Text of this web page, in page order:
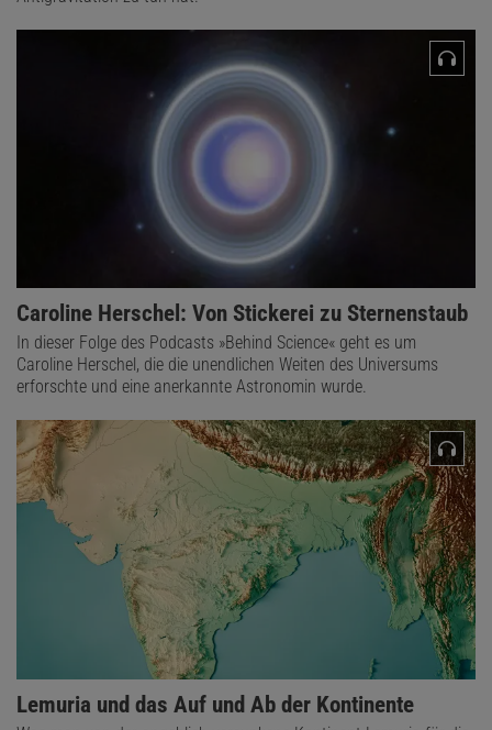
Caroline Herschel: Von Stickerei zu Sternenstaub
In dieser Folge des Podcasts »Behind Science« geht es um
Caroline Herschel, die die unendlichen Weiten des Universums
erforschte und eine anerkannte Astronomin wurde.
Lemuria und das Auf und Ab der Kontinente